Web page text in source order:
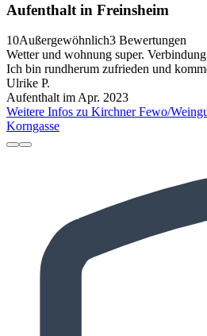
Aufenthalt in Freinsheim
10Außergewöhnlich3 Bewertungen
Wetter und wohnung super.
Ich bin rundherum zufrieden und
Ulrike P.
Aufenthalt im Apr. 2023
Weitere Infos zu Kirchner Fewo/
Korngasse